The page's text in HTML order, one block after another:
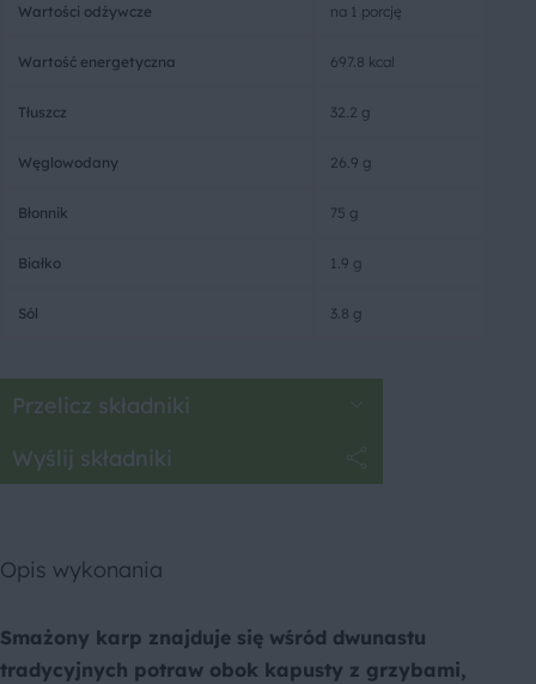
Wartości odżywcze na 1 porcję
Wartość energetyczna 697.8 kcal
Tłuszcz 32.2 g
Węglowodany 26.9 g
Błonnik 75 g
Białko 1.9 g
Sól 3.8 g
Przelicz składniki
Wyślij składniki
Opis wykonania
Smażony karp znajduje się wśród dwunastu
tradycyjnych potraw obok kapusty z grzybami,